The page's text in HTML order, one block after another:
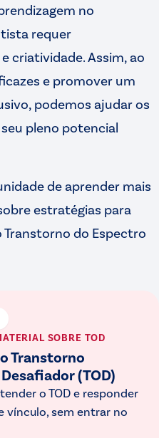
no
requer
criatividade. Assim, ao
e promover um
podemos ajudar os
pleno potencial
de aprender mais
estratégias para
do Espectro
SOBRE TOD
Transtorno
(TOD)
o TOD e responder
vínculo, sem entrar no